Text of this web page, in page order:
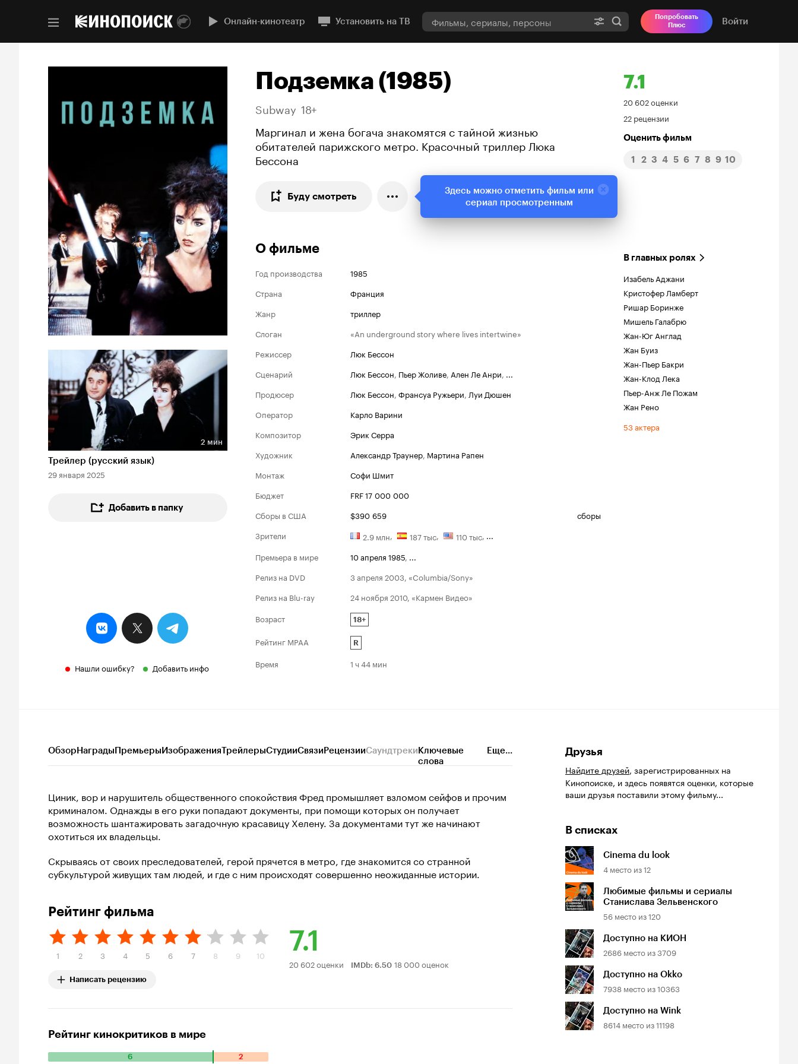
Онлайн-кинотеатр Установить на ТВ
Попробовать
Плюс
Войти
Длительность 2 мин
2 мин
Трейлер (русский язык)
29 января 2025
Добавить в папку
Нашли ошибку? Добавить инфо
Подземка (1985)
Subway 18+
Маргинал и жена богача знакомятся с тайной жизнью
обитателей парижского метро. Красочный триллер Люка
Бессона
Буду смотреть
7.1
Рейтинг
Кинопоиска
7.1
20 602 оценки
22 рецензии
Оценить фильм
1 2 3 4 5 6 7 8 9 10
О фильме
Год производства
1985
Страна
Франция
Жанр
триллер
Слоган
«An underground story where lives intertwine»
Режиссер
Люк Бессон
Сценарий
Люк Бессон, Пьер Жоливе, Ален Ле Анри, ...
Продюсер
Люк Бессон, Франсуа Ружьери, Луи Дюшен
Оператор
Карло Варини
Композитор
Эрик Серра
Художник
Александр Траунер, Мартина Рапен
Монтаж
Софи Шмит
Бюджет
FRF 17 000 000
Сборы в США
$390 659
сборы
Зрители
2.9 млн, 187 тыс, 110 тыс, ...
Премьера в мире
10 апреля 1985
Релиз на DVD
3 апреля 2003, «Columbia/Sony»
Релиз на Blu-ray
24 ноября 2010, «Кармен Видео»
Возраст
18+
Рейтинг MPAA R
Время 1 ч 44 мин
В главных ролях
Изабель Аджани
Кристофер Ламберт
Ришар Боринже
Мишель Галабрю
Жан-Юг Англад
Жан Буиз
Жан-Пьер Бакри
Жан-Клод Лека
Пьер-Анж Ле Пожам
Жан Рено
53 актера
ОбзорНаградыПремьерыИзображенияТрейлерыСтудииСвязиРецензииСаундтрекиКлючевые
слова
Еще...
Циник, вор и нарушитель общественного спокойствия Фред промышляет взломом сейфов и прочим
криминалом. Однажды в его руки попадают документы, при помощи которых он получает
возможность шантажировать загадочную красавицу Хелену. За документами тут же начинают
охотиться их владельцы.
Скрываясь от своих преследователей, герой прячется в метро, где знакомится со странной
субкультурой живущих там людей, и где с ним происходят совершенно неожиданные истории.
Рейтинг фильма
1 2 3 4 5 6 7 8 9 10
Написать рецензию
7.1
Рейтинг
20 602 оценки IMDb: 6.50 18 000 оценок
Рейтинг кинокритиков в мире
6 2
Количество положительных оценок: 6. Количество отрицательных оценок: 2.
Друзья
Найдите друзей, зарегистрированных на
Кинопоиске, и здесь появятся оценки, которые
ваши друзья поставили этому фильму...
В списках
Cinema du look
4 место из12
Любимые фильмы и сериалы
Станислава Зельвенского
56 место из120
Доступно на КИОН
2686 место из3709
Доступно на Okko
7938 место из10363
Доступно на Wink
8614 место из11198
Здесь можно отметить фильм или
сериал просмотренным